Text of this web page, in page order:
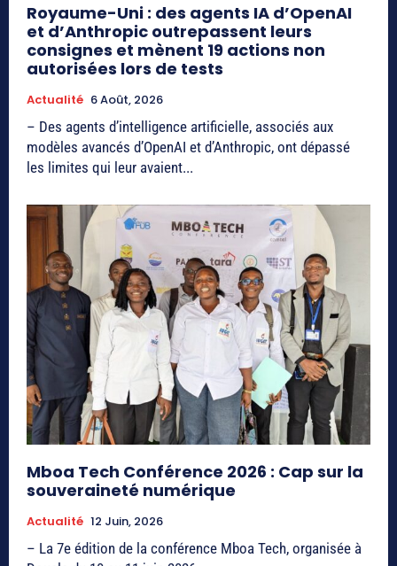
Royaume-Uni : des agents IA d’OpenAI
et d’Anthropic outrepassent leurs
consignes et mènent 19 actions non
autorisées lors de tests
Actualité 6 Août, 2026
– Des agents d’intelligence artificielle, associés aux
modèles avancés d’OpenAI et d’Anthropic, ont dépassé
les limites qui leur avaient...
Mboa Tech Conférence 2026 : Cap sur la
souveraineté numérique
Actualité 12 Juin, 2026
– La 7e édition de la conférence Mboa Tech, organisée à